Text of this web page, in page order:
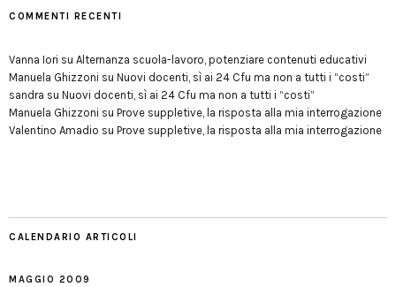
COMMENTI RECENTI
Vanna Iori su Alternanza scuola-lavoro, potenziare contenuti educativi
Manuela Ghizzoni su Nuovi docenti, sì ai 24 Cfu ma non a tutti i “costi”
sandra su Nuovi docenti, sì ai 24 Cfu ma non a tutti i “costi”
Manuela Ghizzoni su Prove suppletive, la risposta alla mia interrogazione
Valentino Amadio su Prove suppletive, la risposta alla mia interrogazione
CALENDARIO ARTICOLI
MAGGIO 2009